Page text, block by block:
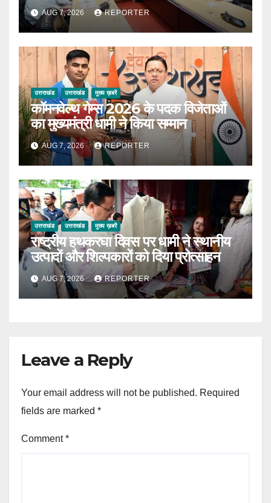
AUG 7, 2026 REPORTER
उत्तराखंड उत्तराखंड मुख्य ख़बरें
कॉमनवेल्थ गेम्स 2026 के पदक विजेताओं
का मुख्यमंत्री धामी ने किया सम्मान
AUG 7, 2026 REPORTER
उत्तराखंड उत्तराखंड मुख्य ख़बरें
राष्ट्रीय हथकरघा दिवस पर धामी ने स्थानीय
उत्पादों और शिल्पकारों को दिया प्रोत्साहन
AUG 7, 2026 REPORTER
Leave a Reply
Your email address will not be published. Required
fields are marked *
Comment*